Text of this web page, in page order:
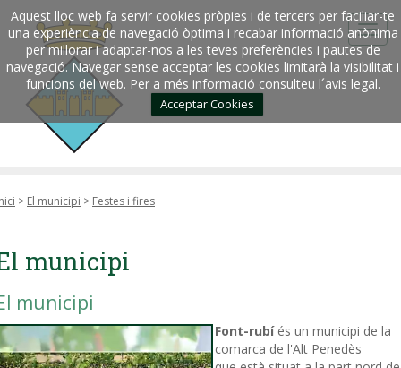
Aquest lloc web fa servir cookies pròpies i de tercers per faciliar-te
una experiència de navegació òptima i recabar informació anònima
per millorar i adaptar-nos a les teves preferències i pautes de
navegació. Navegar sense acceptar les cookies limitarà la visibilitat i
funcions del web. Per a més informació consulteu l´avis legal.
Acceptar Cookies
> El municipi > Festes i fires
municipi
municipi
Font-rubíés un municipi de la
comarca de l'Alt Penedès